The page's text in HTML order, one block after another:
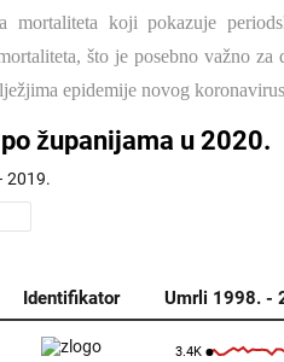
mortaliteta koji pokazuje
što je posebno važno
epidemije novog